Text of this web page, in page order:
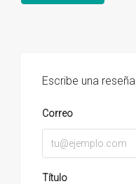
Escribe una reseña
Correo
Título